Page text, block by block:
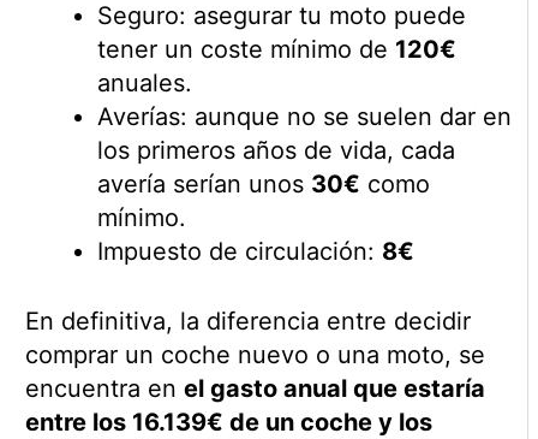
Seguro: asegurar tu moto puede
tener un coste mínimo de 120€
anuales.
Averías: aunque no se suelen dar en
los primeros años de vida, cada
avería serían unos 30€ como
mínimo.
Impuesto de circulación: 8€
En definitiva, la diferencia entre decidir
comprar un coche nuevo o una moto, se
encuentra en el gasto anual que estaría
entre los 16.139€ de un coche y los